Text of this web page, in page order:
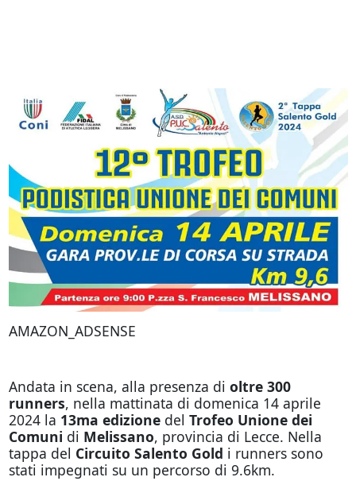
AMAZON_ADSENSE
Andata in scena, alla presenza di oltre 300
runners, nella mattinata di domenica 14 aprile
2024 la 13ma edizionedel Trofeo Unione dei
Comuni di Melissano, provincia di Lecce. Nella
tappa del Circuito Salento Gold i runners sono
stati impegnati su un percorso di 9.6km.